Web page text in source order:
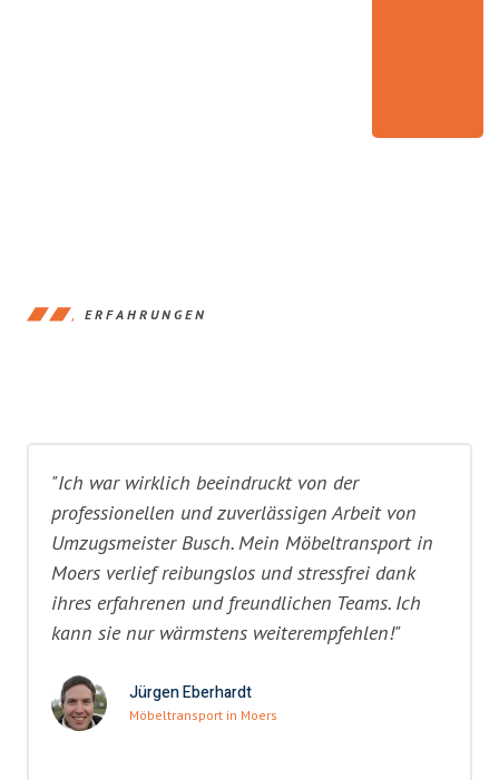
ERFAHRUNGEN
"Ich war wirklich beeindruckt von der
professionellen und zuverlässigen Arbeit von
Umzugsmeister Busch. Mein Möbeltransport in
Moers verlief reibungslos und stressfrei dank
ihres erfahrenen und freundlichen Teams. Ich
kann sie nur wärmstens weiterempfehlen!"
Jürgen Eberhardt
Möbeltransport in Moers